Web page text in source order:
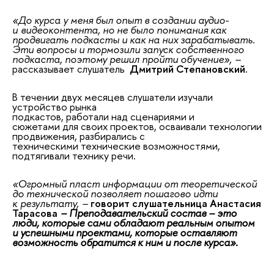
«До курса у меня был опыт в создании аудио-
ивидеоконтента, но не было понимания как
продвигать подкасты и как на них зарабатывать.
Эти вопросы и тормозили запуск собственного
подкаста, поэтому решил пройти обучение», –
рассказывает слушатель Дмитрий Степановский.
В течении двух месяцев слушатели изучали
устройство рынка
подкастов, работали над сценариями и
сюжетами для своих проектов, осваивали технологии
продвижения, разбирались с
техническими технические возможностями,
подтягивали техникуречи.
«Огромный пласт информации от теоретической
до технической позволяет пошагово идти
к результату, – говорит слушательница Анастасия
Тарасова – Преподавательский состав – это
люди, которые сами обладают реальным опытом
и успешными проектами, которые оставляют
возможность обратится к ним и после курса».